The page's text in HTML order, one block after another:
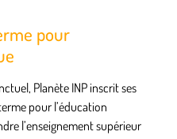
pour
Planète INP inscrit ses
pour l’éducation
l’enseignement supérieur